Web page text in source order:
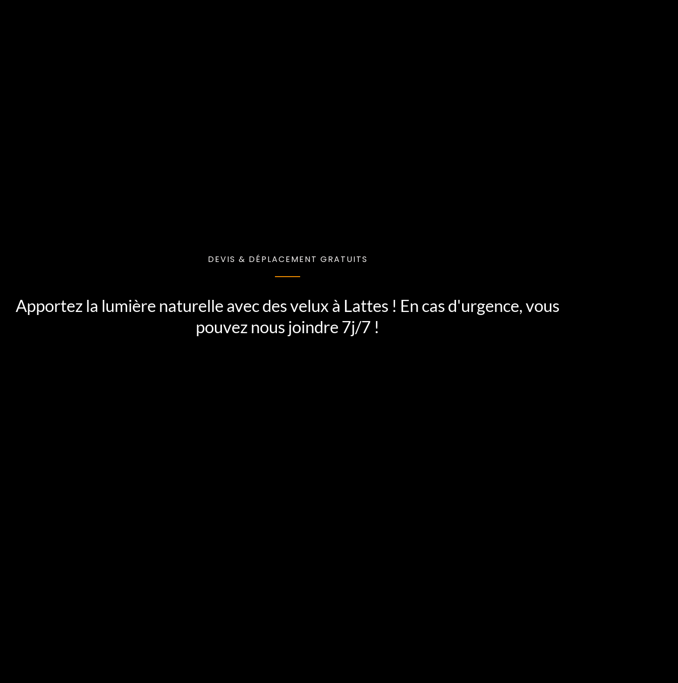
DEVIS & DÉPLACEMENT GRATUITS
Apportez la lumière naturelle avec des velux à Lattes ! En cas d'urgence, vous
pouvez nous joindre 7j/7 !